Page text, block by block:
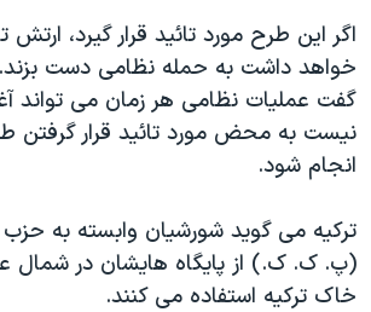
اسرائیل در جنگ
گالری عکس
آرشیو پخش زنده
ورزش زنان در ایران
اعتراضات زن، زندگی، آزادی
مجموعه مستندهای دادخواهی
تریبونال مردمی آبان ۹۸
چهل سال گروگان‌گیری
قانون شفافیت دارائی کادر رهبری ایران
زبانهای مختلف
اگر اين طرح مورد تائيد قرار گيرد، ارتش
خواهد داشت به حمله نظامی دست بزند.
گفت عمليات نظامی هر زمان می تواند
نيست به محض مورد تائيد قرار گرفتن
انجام شود.
ترکيه می گويد شورشيان وابسته به حزب
(پ. ک. ک.) از پايگاه هايشان در شمال
خاک ترکيه استفاده می کنند.